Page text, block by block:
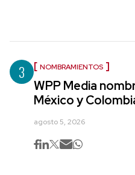
3 NOMBRAMIENTOS
WPP Media
México y
agosto 5, 2026